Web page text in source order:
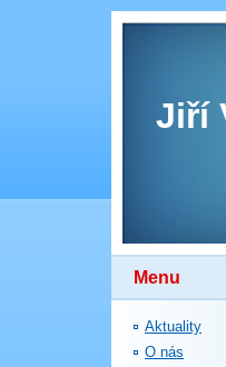
Jiří
Menu
Aktuality
O nás